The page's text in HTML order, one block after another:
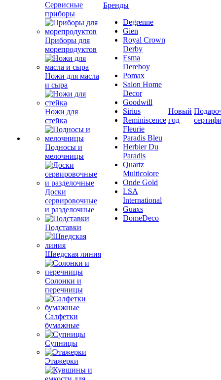
Сервисные
приборы
Приборы для
морепродуктов
Ножи для масла
и сыра
Ножи для
стейка
Подносы и
мелочницы
Доски
сервировочные
и разделочные
Подставки
Шведская линия
Солонки и
перечницы
Салфетки
бумажные
Супницы
Этажерки
Бренды
Degrenne
Gien
Royal Crown
Derby
Esma
Dereboy
Pomax
Salon Home
Decor
Goodwill
Sirius
Reminiscence
Fleurie
Paradis Bleu
Herbier Du
Paradis
Quartz
Multicolore
Onde Gold
LSA
International
Guaxs
DomeDeco
Новый
год